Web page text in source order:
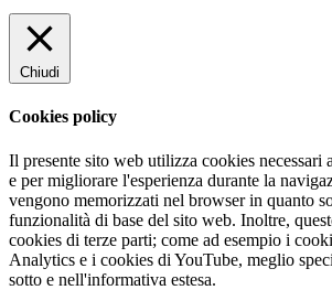
Chiudi
Cookies policy
Il presente sito web utilizza cookies necessari
e per migliorare l'esperienza durante la
vengono memorizzati nel browser in quanto
funzionalità di base del sito web. Inoltre,
cookies di terze parti; come ad esempio i
Analytics e i cookies di YouTube, meglio
sotto e nell'informativa estesa.